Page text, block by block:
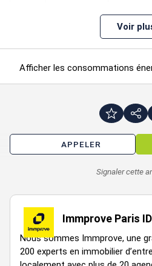
Locaux
Commerciaux
Commerciaux
Loyer : 64800 € an HT HC
Honoraires : 7% HT du prix de
l'acquéreur
Prestations :
Voir
Afficher les consommations
APPELER
Signaler cette
Immprove Paris
Nous sommes Immprove, une
200 experts en immobilier